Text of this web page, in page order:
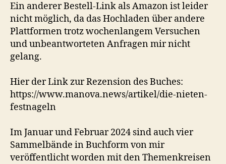
Ein anderer Bestell-Link als Amazon ist leider
nicht möglich, da das Hochladen über andere
Plattformen trotz wochenlangem Versuchen
und unbeantworteten Anfragen mir nicht
gelang.
Hier der Link zur Rezension des Buches:
https://www.manova.news/artikel/die-nieten-
festnageln
Im Januar und Februar 2024 sind auch vier
Sammelbände in Buchform von mir
veröffentlicht worden mit den Themenkreisen